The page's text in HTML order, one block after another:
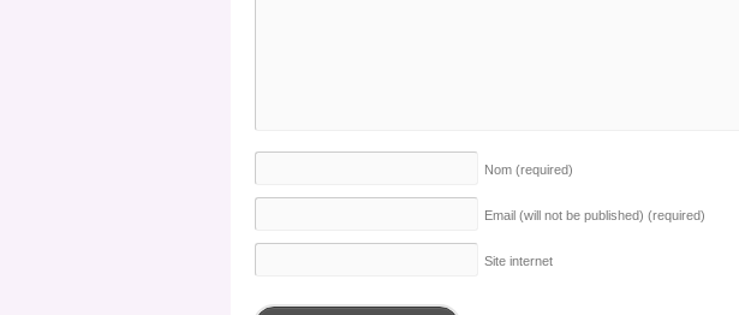
Nom (required)
Email (will not be published) (required)
Site internet